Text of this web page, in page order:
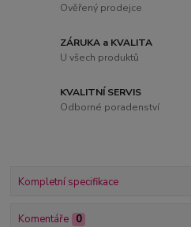
Ověřený prodejce
ZÁRUKA a KVALITA
U všech produktů
KVALITNÍ SERVIS
Odborné poradenství
Kompletní specifikace
Komentáře 0